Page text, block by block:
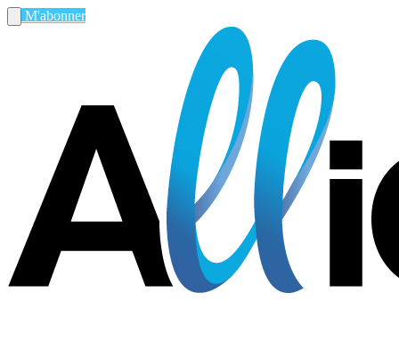
M'abonner